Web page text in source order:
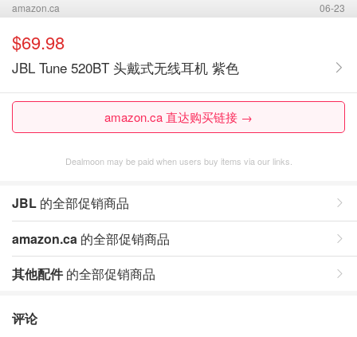
amazon.ca 06-23
$69.98
JBL Tune 520BT 头戴式无线耳机 紫色
amazon.ca 直达购买链接 →
Dealmoon may be paid when users buy items via our links.
JBL 的全部促销商品
amazon.ca 的全部促销商品
其他配件的全部促销商品
评论